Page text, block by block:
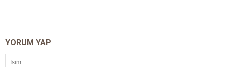
YORUM YAP